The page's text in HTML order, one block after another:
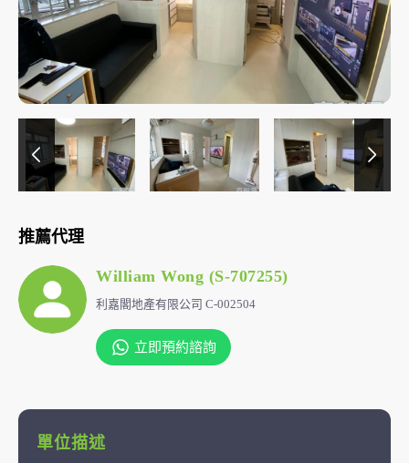
推薦代理
William Wong (S-707255)
利嘉閣地產有限公司 C-002504
立即預約諮詢
單位描述